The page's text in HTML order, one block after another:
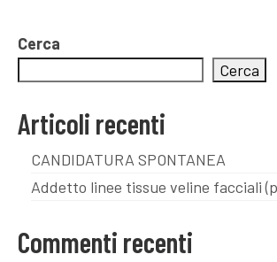
Cerca
Cerca
Articoli recenti
CANDIDATURA SPONTANEA
Addetto linee tissue veline facciali
Commenti recenti